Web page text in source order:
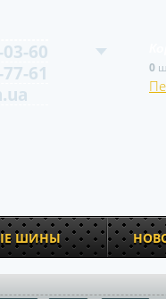
60
61
0
ШИНЫ